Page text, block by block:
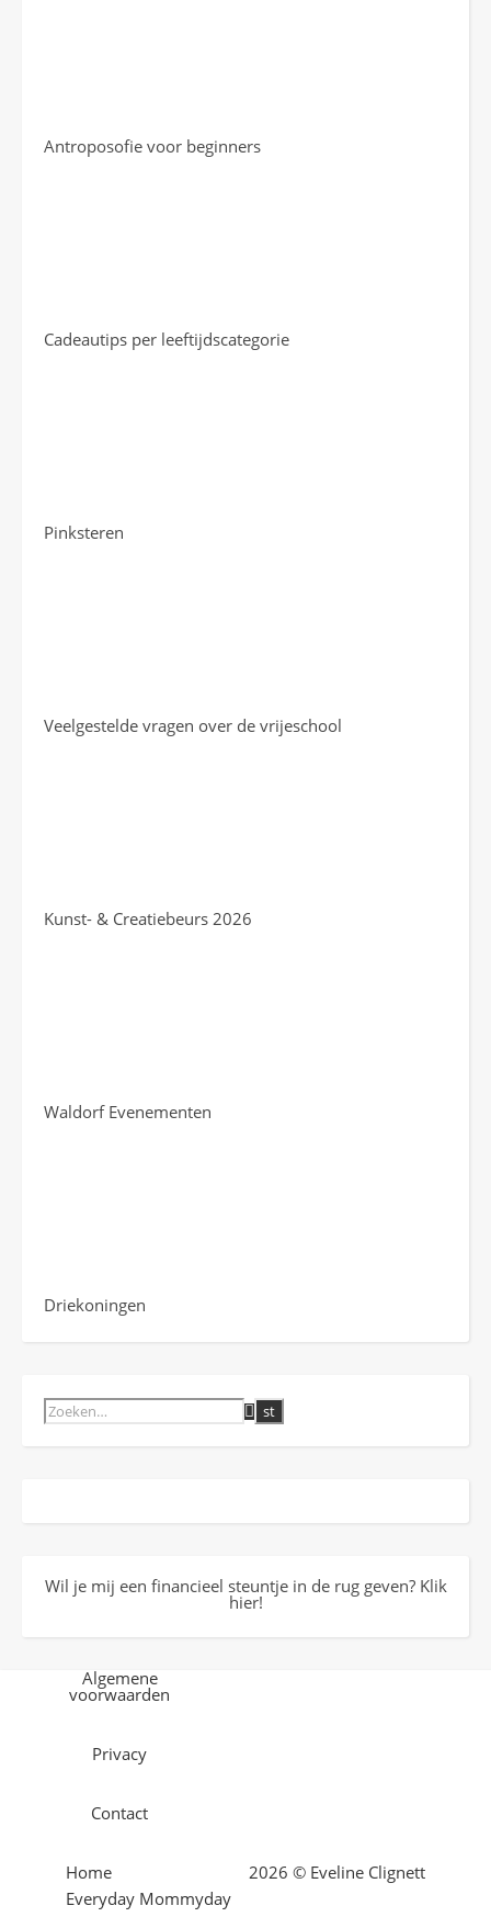
Antroposofie voor beginners
Cadeautips per leeftijdscategorie
Pinksteren
Veelgestelde vragen over de vrijeschool
Kunst- & Creatiebeurs 2026
Waldorf Evenementen
Driekoningen
Wil je mij een financieel steuntje in de rug geven? Klik
hier!
Algemene
voorwaarden
Privacy
Contact
2026 © Eveline Clignett
Home
Everyday Mommyday